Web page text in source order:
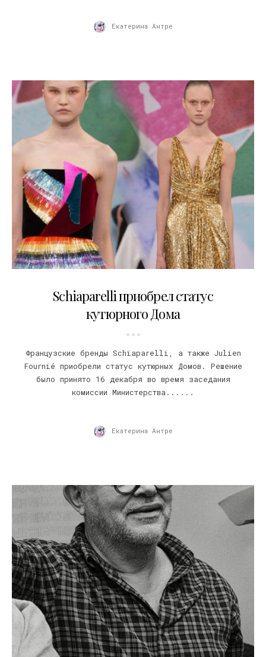
Екатерина Антре
Schiaparelli приобрел статус
кутюрного Дома
Французские бренды Schiaparelli, а также Julien
Fournié приобрели статус кутюрных Домов. Решение
было принято 16 декабря во время заседания
комиссии Министерства......
Екатерина Антре